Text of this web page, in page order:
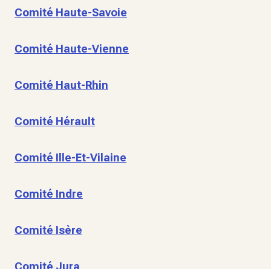
Comité Haute-Savoie
Comité Haute-Vienne
Comité Haut-Rhin
Comité Hérault
Comité Ille-Et-Vilaine
Comité Indre
Comité Isère
Comité Jura